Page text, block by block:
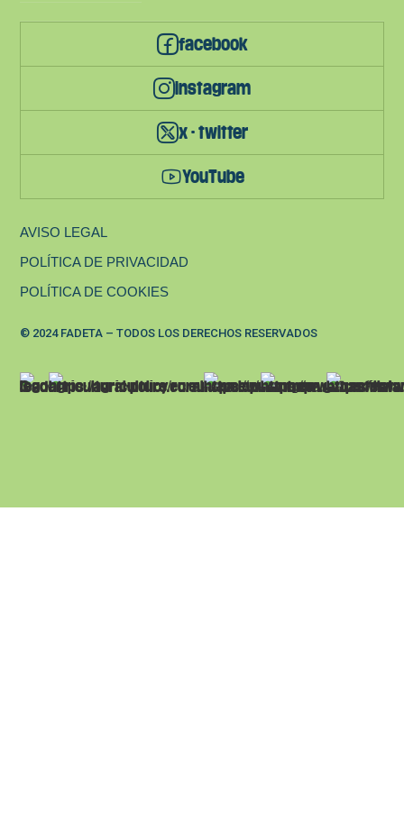
facebook
instagram
x - twitter
YouTube
© 2024 FADETA – TODOS LOS DERECHOS RESERVADOS
AVISO LEGAL
POLÍTICA DE PRIVACIDAD
POLÍTICA DE COOKIES